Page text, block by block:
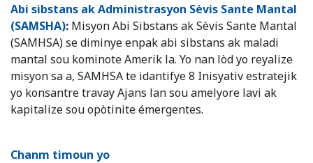
Abi sibstans ak Administrasyon Sèvis Sante Mantal
(SAMSHA): Misyon Abi Sibstans ak Sèvis Sante Mantal
(SAMHSA) se diminye enpak abi sibstans ak maladi
mantal sou kominote Amerik la. Yo nan lòd yo reyalize
misyon sa a, SAMHSA te idantifye 8 Inisyativ estratejik
yo konsantre travay Ajans lan sou amelyore lavi ak
kapitalize sou opòtinite émergentes.
Chanm timoun yo